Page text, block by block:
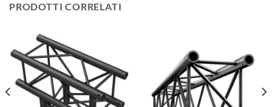
PRODOTTI CORRELATI